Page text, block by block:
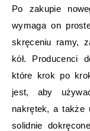
Po zakupie
wymaga on
skręceniu ramy,
kół. Producenci
które krok po
jest, aby
nakrętek, a także
solidnie